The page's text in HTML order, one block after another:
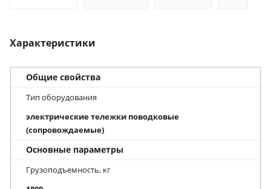
Характеристики
Общие свойства
Тип оборудования
электрические тележки поводковые
(сопровождаемые)
Основные параметры
Грузоподъемность, кг